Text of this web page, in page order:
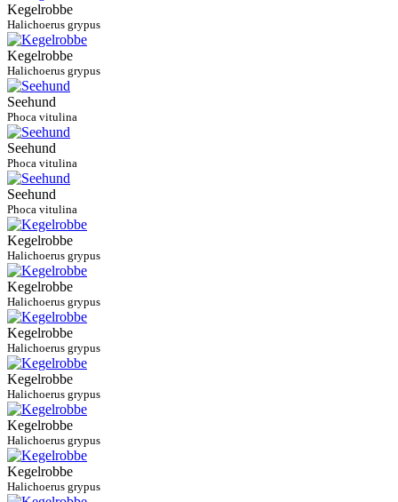
Kegelrobbe
Halichoerus grypus
Kegelrobbe
Halichoerus grypus
Seehund
Phoca vitulina
Seehund
Phoca vitulina
Seehund
Phoca vitulina
Kegelrobbe
Halichoerus grypus
Kegelrobbe
Halichoerus grypus
Kegelrobbe
Halichoerus grypus
Kegelrobbe
Halichoerus grypus
Kegelrobbe
Halichoerus grypus
Kegelrobbe
Halichoerus grypus